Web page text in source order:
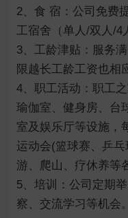
2、食 宿：公司免费
工宿舍（单人/双人/4
3、工龄津贴：服务
限越长工龄工资也相
4、职工活动：职工
瑜伽室、健身房、台
室及娱乐厅等设施，
运动会(篮球赛、乒
游、爬山、疗休养等
5、培训：公司定期
察、交流学习等机会。